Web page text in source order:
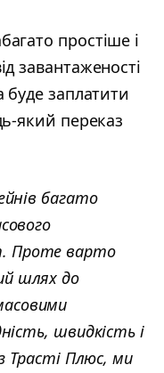
простіше і
завантаженості
буде заплатити
який переказ
багато
Проте варто
шлях до
швидкість і
Трасті Плюс, ми